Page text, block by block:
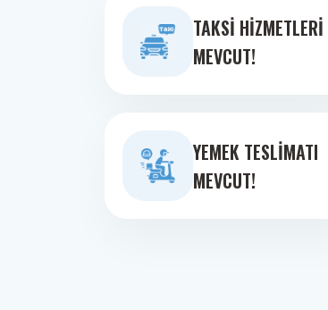
TAKSI HIZMETLERI
MEVCUT!
YEMEK TESLIMATI
MEVCUT!